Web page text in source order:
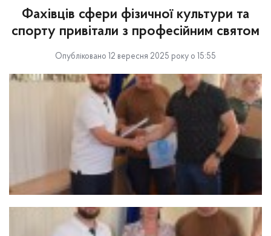
Фахівців сфери фізичної культури та
спорту привітали з професійним святом
Опубліковано 12 вересня 2025 року о 15:55